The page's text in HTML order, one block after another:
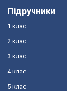
Підручники
1 клас
2 клас
3 клас
4 клас
5 клас